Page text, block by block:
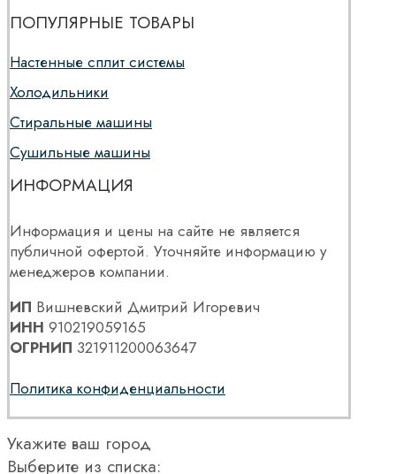
ПОПУЛЯРНЫЕ ТОВАРЫ
Настенные сплит системы
Холодильники
Стиральные машины
Сушильные машины
ИНФОРМАЦИЯ
Информация и цены на сайте не является
публичной офертой. Уточняйте информацию у
менеджеров компании.
ИП Вишневский Дмитрий Игоревич
ИНН 910219059165
ОГРНИП 321911200063647
Политика конфиденциальности
Укажите ваш город
Выберите из списка: